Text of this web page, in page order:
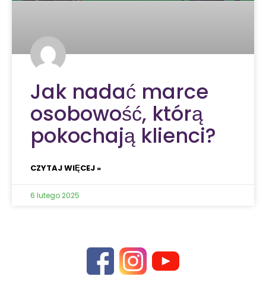
Jak nadać marce
osobowość, którą
pokochają klienci?
CZYTAJ WIĘCEJ »
6 lutego 2025